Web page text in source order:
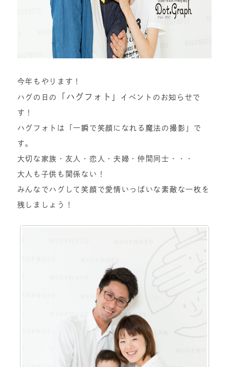
今年もやります！
ハグの日の 「ハグフォト」 イベントのお知らせで
す！
ハグフォトは「一瞬で笑顔になれる魔法の撮影」で
す。
大切な家族・友人・恋人・夫婦・仲間同士・・・
大人も子供も関係ない！
みんなでハグして笑顔で愛情いっぱいな素敵な一枚を
残しましょう！